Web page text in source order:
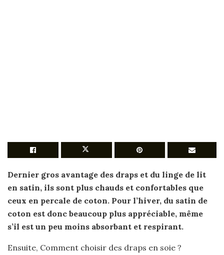
Dernier gros avantage des draps et du linge de lit
en satin, ils sont plus chauds et confortables que
ceux en percale de coton. Pour l’hiver, du satin de
coton est donc beaucoup plus appréciable, même
s’il est un peu moins absorbant et respirant.
Ensuite, Comment choisir des draps en soie ?